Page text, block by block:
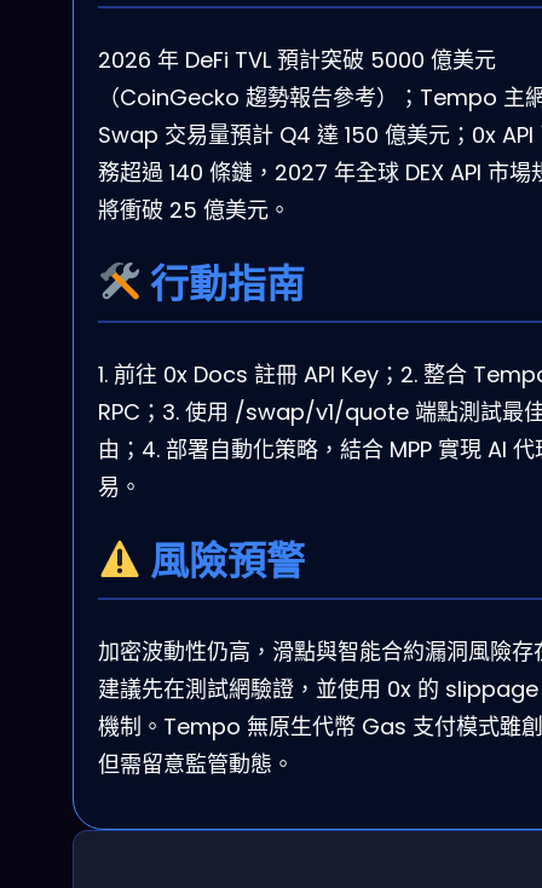
2026 年 DeFi TVL 預計突破 5000 億美元
（CoinGecko 趨勢報告參考）；Tempo 主
Swap 交易量預計 Q4 達 150 億美元；0x API
務超過 140 條鏈，2027 年全球 DEX API 市場
將衝破 25 億美元。
行動指南
1. 前往 0x Docs 註冊 API Key；2. 整合
RPC；3. 使用 /swap/v1/quote 端點測試最
由；4. 部署自動化策略，結合 MPP 實現 AI 代
易。
風險預警
加密波動性仍高，滑點與智能合約漏洞風險存
建議先在測試網驗證，並使用 0x 的
機制。Tempo 無原生代幣 Gas 支付模式雖
但需留意監管動態。